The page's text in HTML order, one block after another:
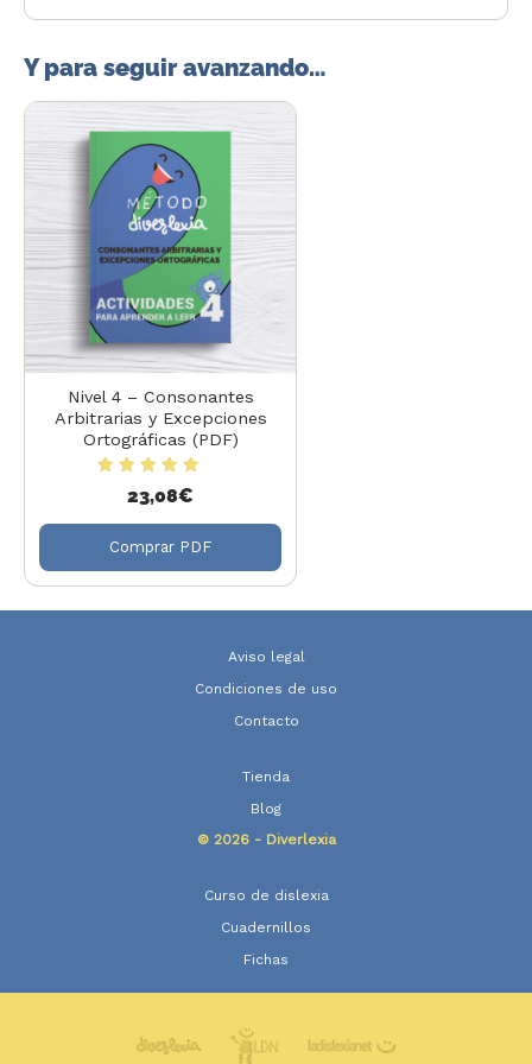
Y para seguir avanzando…
Nivel 4 – Consonantes
Arbitrarias y Excepciones
Ortográficas (PDF)
Valorado con
23,08€
Comprar PDF
Aviso legal
Condiciones de uso
Contacto
Tienda
Blog
© 2026 - Diverlexia
Curso de dislexia
Cuadernillos
Fichas